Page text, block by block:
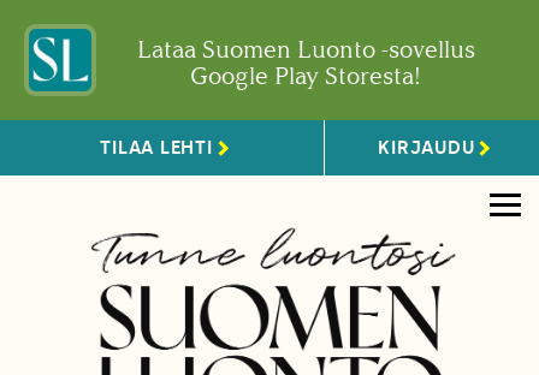
Lataa Suomen Luonto -sovellus
Google Play Storesta!
TILAA LEHTI KIRJAUDU